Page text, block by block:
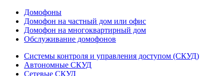
Домофоны
Домофон на частный дом или офис
Домофон на многоквартирный дом
Обслуживание домофонов
Системы контроля и управления доступом (СКУД)
Автономные СКУД
Сетевые СКУД